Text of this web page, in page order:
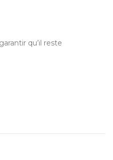
qu’il reste